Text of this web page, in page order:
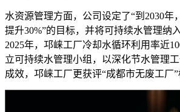
水资源管理方面，公司设定了“到2030年
提升30%”的目标，并将可持续水管理纳
2025年，邛崃工厂冷却水循环利用率近
立可持续水管理小组，以深化节水管理
成效，邛崃工厂更获评“成都市无废工厂”